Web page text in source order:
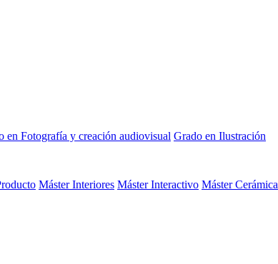
en Fotografía y creación audiovisual Grado en Ilustración
Máster Interiores Máster Interactivo Máster Cerámica